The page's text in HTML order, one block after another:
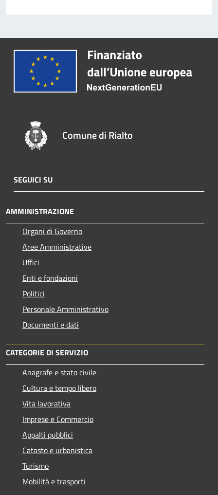
Comune di Rialto
SEGUICI SU
AMMINISTRAZIONE
Organi di Governo
Aree Amministrative
Uffici
Enti e fondazioni
Politici
Personale Amministrativo
Documenti e dati
CATEGORIE DI SERVIZIO
Anagrafe e stato civile
Cultura e tempo libero
Vita lavorativa
Imprese e Commercio
Appalti pubblici
Catasto e urbanistica
Turismo
Mobilità e trasporti